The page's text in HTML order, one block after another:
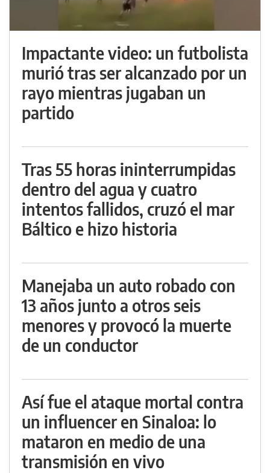
Impactante video: un futbolista
murió tras ser alcanzado por un
rayo mientras jugaban un
partido
Tras 55 horas ininterrumpidas
dentro del agua y cuatro
intentos fallidos, cruzó el mar
Báltico e hizo historia
Manejaba un auto robado con
13 años junto a otros seis
menores y provocó la muerte
de un conductor
Así fue el ataque mortal contra
un influencer en Sinaloa: lo
mataron en medio de una
transmisión en vivo